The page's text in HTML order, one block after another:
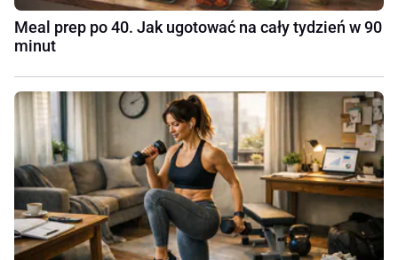
Meal prep po 40. Jak ugotować na cały tydzień w 90
minut